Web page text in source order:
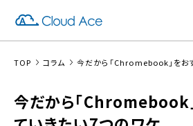
TOP コラム 今だから「Chromebook」をお
今だから「Chromebook